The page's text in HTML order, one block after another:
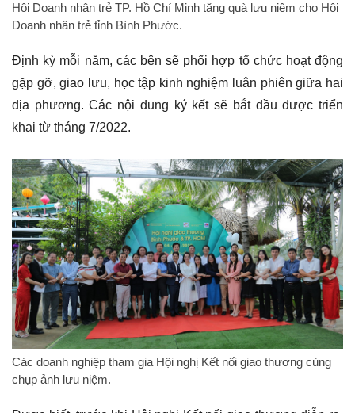
Hội Doanh nhân trẻ TP. Hồ Chí Minh tặng quà lưu niệm cho Hội
Doanh nhân trẻ tỉnh Bình Phước.
Định kỳ mỗi năm, các bên sẽ phối hợp tổ chức hoạt động
gặp gỡ, giao lưu, học tập kinh nghiệm luân phiên giữa hai
địa phương. Các nội dung ký kết sẽ bắt đầu được triển
khai từ tháng 7/2022.
Các doanh nghiệp tham gia Hội nghị Kết nối giao thương cùng
chụp ảnh lưu niệm.